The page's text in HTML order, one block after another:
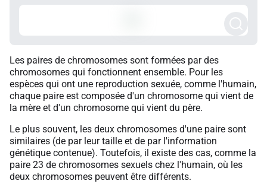
Les paires de chromosomes sont formées par des
chromosomes qui fonctionnent ensemble. Pour les
espèces qui ont une reproduction sexuée, comme l'humain,
chaque paire est composée d'un chromosome qui vient de
la mère et d'un chromosome qui vient du père.
Le plus souvent, les deux chromosomes d'une paire sont
similaires (de par leur taille et de par l'information
génétique contenue). Toutefois, il existe des cas, comme la
paire 23 de chromosomes sexuels chez l'humain, où les
deux chromosomes peuvent être différents.